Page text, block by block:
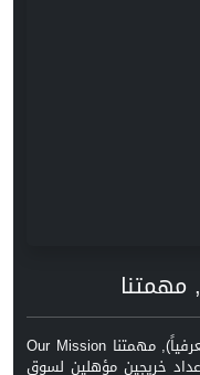
مهمتنا
رؤيتنا Our Vision (جامعة متميزة علمياً ومعرفياً), مهمتنا Our Mission
خريجين مؤهلين لسوق